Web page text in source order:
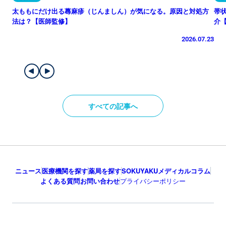
太ももにだけ出る蕁麻疹（じんましん）が気になる。原因と対処方
法は？【医師監修】
2026.07.23
帯
介
すべての記事へ
ニュース医療機関を探す薬局を探すSOKUYAKUメディカルコラム
よくある質問お問い合わせプライバシーポリシー